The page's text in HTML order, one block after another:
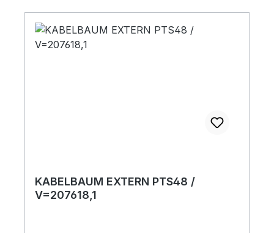
KABELBAUM EXTERN PTS48 /
V=207618,1